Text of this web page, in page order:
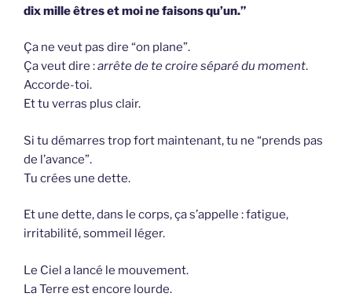
dix mille êtres et moi ne faisons qu’un.”
Ça ne veut pas dire “on plane”.
Ça veut dire :arrête de te croire séparé du moment.
Accorde-toi.
Et tu verras plus clair.
Si tu démarres trop fort maintenant, tu ne “prends pas
de l’avance”.
Tu crées une dette.
Et une dette, dans le corps, ça s’appelle : fatigue,
irritabilité, sommeil léger.
Le Ciel a lancé le mouvement.
La Terre est encore lourde.